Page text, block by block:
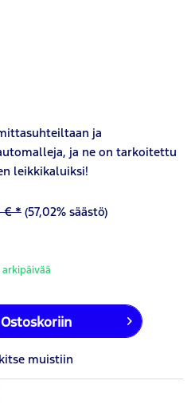
ja
ja ne on tarkoitettu
leikkikaluiksi!
€ * (57,02% säästö)
Ostoskoriin
muistiin